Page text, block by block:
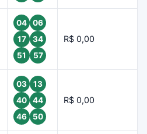
04
06
17
34
51
57
R$ 0,00
03
13
40
44
46
50
R$ 0,00